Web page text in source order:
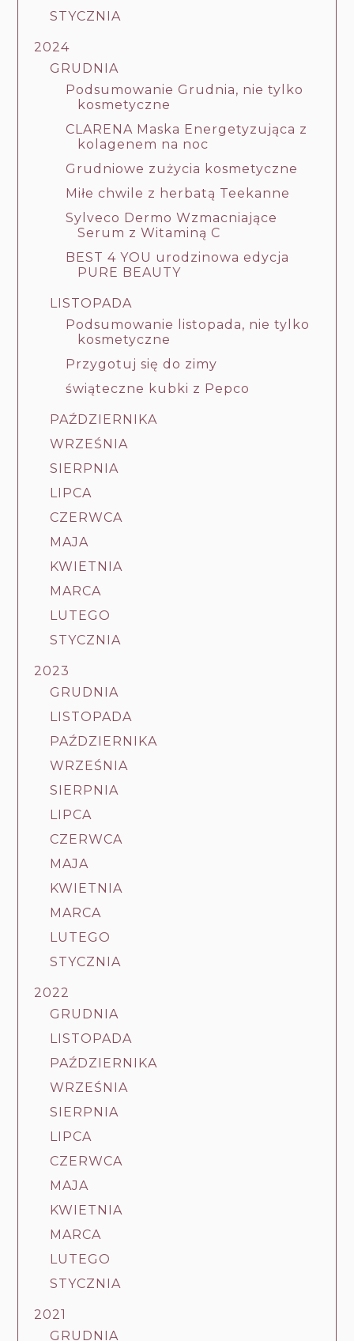
STYCZNIA
2024
GRUDNIA
Podsumowanie Grudnia, nie tylko
kosmetyczne
CLARENA Maska Energetyzująca z
kolagenem na noc
Grudniowe zużycia kosmetyczne
Miłe chwile z herbatą Teekanne
Sylveco Dermo Wzmacniające
Serum z Witaminą C
BEST 4 YOU urodzinowa edycja
PURE BEAUTY
LISTOPADA
Podsumowanie listopada, nie tylko
kosmetyczne
Przygotuj się do zimy
świąteczne kubki z Pepco
PAŹDZIERNIKA
WRZEŚNIA
SIERPNIA
LIPCA
CZERWCA
MAJA
KWIETNIA
MARCA
LUTEGO
STYCZNIA
2023
GRUDNIA
LISTOPADA
PAŹDZIERNIKA
WRZEŚNIA
SIERPNIA
LIPCA
CZERWCA
MAJA
KWIETNIA
MARCA
LUTEGO
STYCZNIA
2022
GRUDNIA
LISTOPADA
PAŹDZIERNIKA
WRZEŚNIA
SIERPNIA
LIPCA
CZERWCA
MAJA
KWIETNIA
MARCA
LUTEGO
STYCZNIA
2021
GRUDNIA